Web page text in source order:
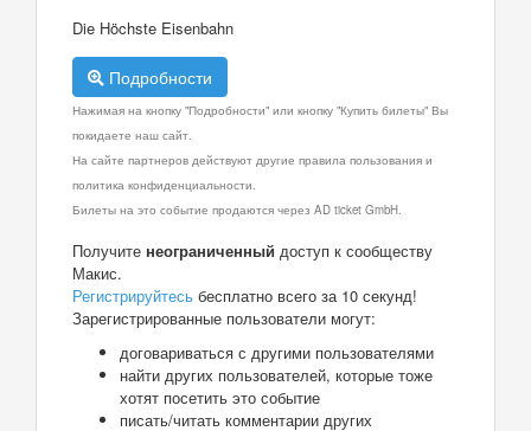
Die Höchste Eisenbahn
Подробности
Нажимая на кнопку "Подробности" или кнопку "Купить билеты" Вы
покидаете наш сайт.
На сайте партнеров действуют другие правила пользования и
политика конфиденциальности.
Билеты на это событие продаются через AD ticket GmbH.
Получите неограниченный доступ к сообществу
Макис.
Регистрируйтесь бесплатно всего за 10 секунд!
Зарегистрированные пользователи могут:
договариваться с другими пользователями
найти других пользователей, которые тоже
хотят посетить это событие
писать/читать комментарии других